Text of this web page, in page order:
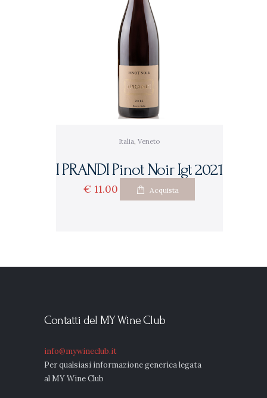
Italia,Veneto
I PRANDI Pinot Noir Igt 2021
€ 11 00 Acquista
Contatti del MY Wine Club
info@mywineclub.it
Per qualsiasi informazione generica legata
al MY Wine Club